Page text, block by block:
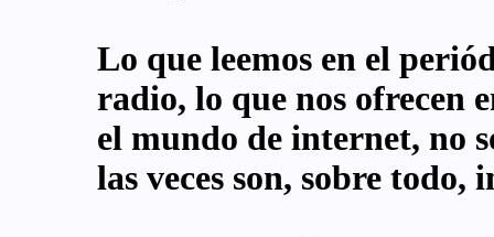
Lo que leemos en el
radio, lo que nos ofrecen
el mundo de internet, no
las veces son, sobre todo,